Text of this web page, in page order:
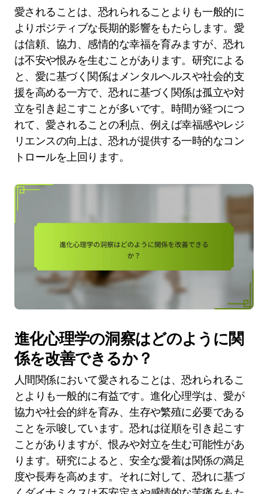
愛されることは、恐れられることよりも一般的に
よりポジティブな長期的影響をもたらします。愛
は信頼、協力、感情的な幸福を育みますが、恐れ
は不安や恨みを生むことがあります。研究による
と、愛に基づく関係はメンタルヘルスや社会的支
援を高める一方で、恐れに基づく関係は孤立や対
立を引き起こすことが多いです。時間が経つにつ
れて、愛されることの利点、例えば幸福感やレジ
リエンスの向上は、恐れが提供する一時的なコン
トロールを上回ります。
進化心理学の洞察はどのように関
係を改善できるか？
人間関係において愛されることは、恐れられるこ
とよりも一般的に有益です。進化心理学は、愛が
協力や社会的絆を育み、生存や繁殖に必要である
ことを示唆しています。恐れは従順を引き起こす
ことがありますが、恨みや対立を生む可能性があ
ります。研究によると、安全な愛着は関係の満足
度や長寿を高めます。それに対して、恐れに基づ